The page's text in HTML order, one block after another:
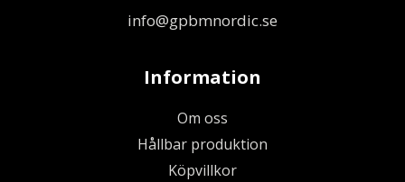
info@gpbmnordic.se
Information
Om oss
Hållbar produktion
Köpvillkor